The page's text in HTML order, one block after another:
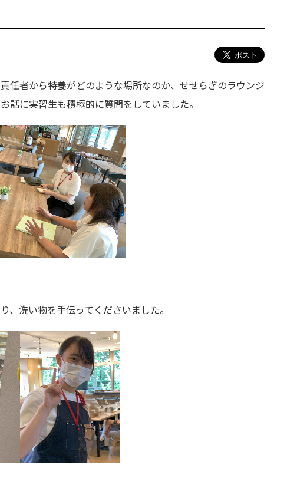
任者から特養がどのような場所なのか、せせらぎのラウンジ
話に実習生も積極的に質問をしていました。
洗い物を手伝ってくださいました。